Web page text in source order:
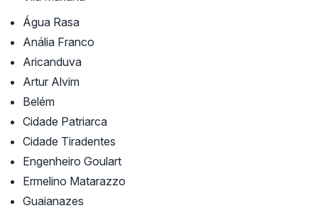
Água Rasa
Anália Franco
Aricanduva
Artur Alvim
Belém
Cidade Patriarca
Cidade Tiradentes
Engenheiro Goulart
Ermelino Matarazzo
Guaianazes